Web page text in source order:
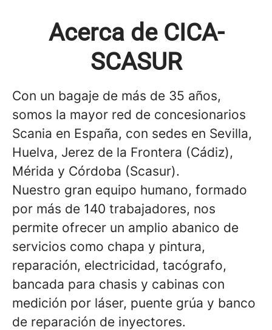
Acerca de CICA-
SCASUR
Con un bagaje de más de 35 años,
somos la mayor red de concesionarios
Scania en España, con sedes en Sevilla,
Huelva, Jerez de la Frontera (Cádiz),
Mérida y Córdoba (Scasur).
Nuestro gran equipo humano, formado
por más de 140 trabajadores, nos
permite ofrecer un amplio abanico de
servicios como chapa y pintura,
reparación, electricidad, tacógrafo,
bancada para chasis y cabinas con
medición por láser, puente grúa y banco
de reparación de inyectores.